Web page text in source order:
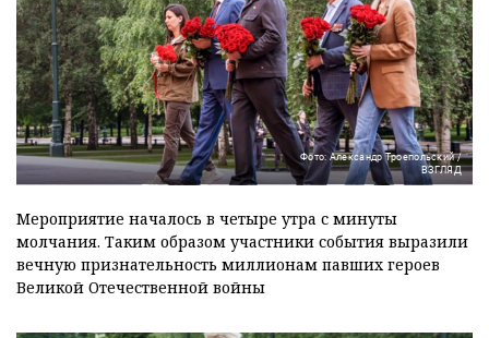
Фото: Александр Троепольский /
ВЗГЛЯД
Мероприятие началось в четыре утра с минуты
молчания. Таким образом участники события выразили
вечную признательность миллионам павших героев
Великой Отечественной войны